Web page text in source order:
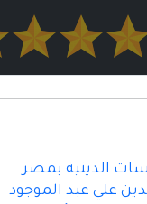
الدينية بمصر
علي عبد الموجود